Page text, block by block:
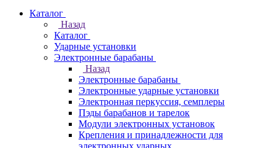
Каталог
Назад
Каталог
Ударные установки
Электронные барабаны
Назад
Электронные барабаны
Электронные ударные установки
Электронная перкуссия, семплеры
Пэды барабанов и тарелок
Модули электронных установок
Крепления и принадлежности для
электронных ударных